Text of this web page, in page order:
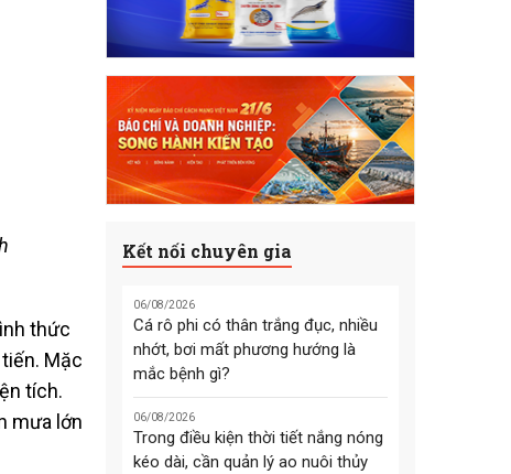
thức
Mặc
tích.
mưa lớn
Kết nối chuyên gia
06/08/2026
Cá rô phi có thân trắng đục, nhiều
nhớt, bơi mất phương hướng là
mắc bệnh gì?
06/08/2026
Trong điều kiện thời tiết nắng nóng
kéo dài, cần quản lý ao nuôi thủy